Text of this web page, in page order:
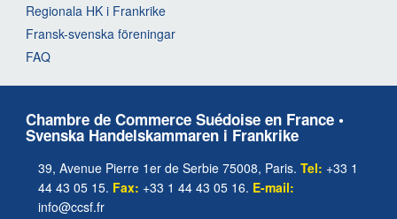
Regionala HK i Frankrike
Fransk-svenska föreningar
FAQ
Chambre de Commerce Suédoise en France •
Svenska Handelskammaren i Frankrike
39, Avenue Pierre 1er de Serbie 75008, Paris. Tel: +33 1
44 43 05 15. Fax: +33 1 44 43 05 16. E-mail:
info@ccsf.fr